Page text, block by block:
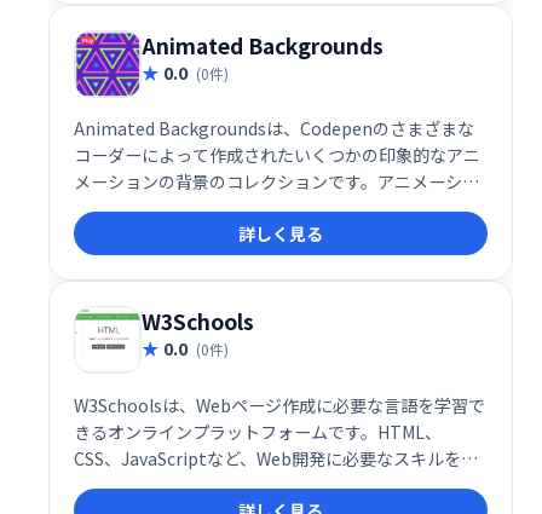
Animated Backgrounds
0.0 (0件)
Animated Backgroundsは、Codepenのさまざまな
コーダーによって作成されたいくつかの印象的なアニ
メーションの背景のコレクションです。アニメーショ
ン背景を使用すると、ウェブサイトやブログにシンプ
ルで美しい背景アニメーションを簡単に設定できま
す。
詳しく見る
W3Schools
0.0 (0件)
W3Schoolsは、Webページ作成に必要な言語を学習で
きるオンラインプラットフォームです。HTML、
CSS、JavaScriptなど、Web開発に必要なスキルを段
階的に習得できます。初心者から上級者まで、豊富な